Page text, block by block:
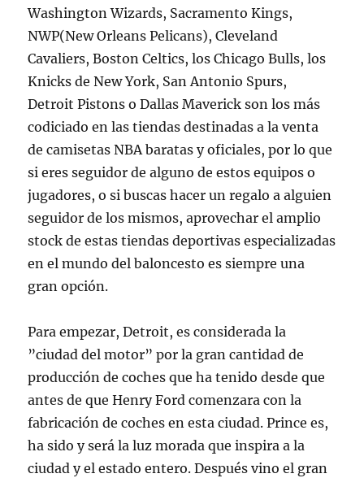
Washington Wizards, Sacramento Kings,
NWP(New Orleans Pelicans), Cleveland
Cavaliers, Boston Celtics, los Chicago Bulls, los
Knicks de New York, San Antonio Spurs,
Detroit Pistons o Dallas Maverick son los más
codiciado en las tiendas destinadas a la venta
de camisetas NBA baratas y oficiales, por lo que
si eres seguidor de alguno de estos equipos o
jugadores, o si buscas hacer un regalo a alguien
seguidor de los mismos, aprovechar el amplio
stock de estas tiendas deportivas especializadas
en el mundo del baloncesto es siempre una
gran opción.
Para empezar, Detroit, es considerada la
”ciudad del motor” por la gran cantidad de
producción de coches que ha tenido desde que
antes de que Henry Ford comenzara con la
fabricación de coches en esta ciudad. Prince es,
ha sido y será la luz morada que inspira a la
ciudad y el estado entero. Después vino el gran